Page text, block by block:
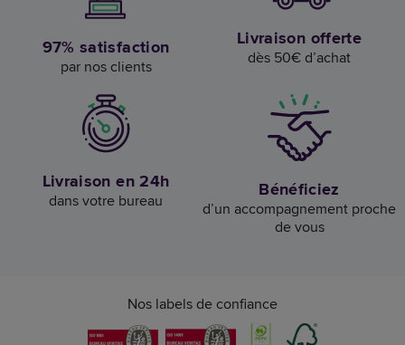
97% satisfaction
par nos clients
Livraison offerte
dès 50€ d’achat
Livraison en 24h
dans votre bureau Bénéficiez
d’un accompagnement proche
de vous
Nos labels de confiance